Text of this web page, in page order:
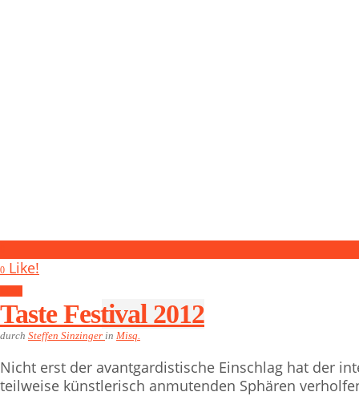
0 Like!
Taste Festival 2012
durch Steffen Sinzinger in Misq.
Nicht erst der avantgardistische Einschlag hat der
teilweise künstlerisch anmutenden Sphären